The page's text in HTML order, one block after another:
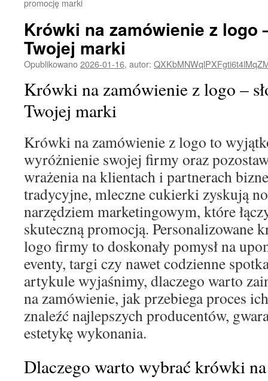
promocję marki
Krówki na zamówienie z logo
Twojej marki
Opublikowano2026-01-16, autor:
Krówki na zamówienie z logo –
Twojej marki
Krówki na zamówienie z logo to
wyróżnienie swojej firmy oraz
wrażenia na klientach i partnerach
tradycyjne, mleczne cukierki zyskują
narzędziem marketingowym, które
skuteczną promocją. Personalizowane
logo firmy to doskonały pomysł na
eventy, targi czy nawet codzienne
artykule wyjaśnimy, dlaczego warto
na zamówienie, jak przebiega proces
znaleźć najlepszych producentów,
estetykę wykonania.
Dlaczego warto wybrać krówki